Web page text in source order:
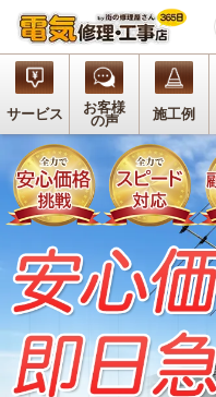
サービス
お客様
の声
施工例